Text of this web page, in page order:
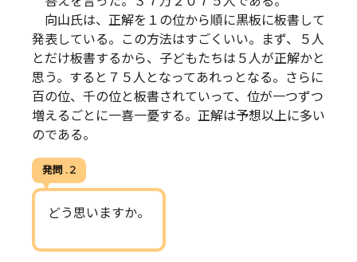
向山氏は、正解を１の位から順に黒板に板書して
発表している。この方法はすごくいい。まず、５人
とだけ板書するから、子どもたちは５人が正解かと
思う。すると７５人となってあれっとなる。さらに
百の位、千の位と板書されていって、位が一つずつ
増えるごとに一喜一憂する。正解は予想以上に多い
のである。
発問 . 2
どう思いますか。